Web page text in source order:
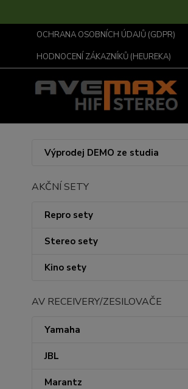
OCHRANA OSOBNÍCH ÚDAJŮ (GDPR)
HODNOCENÍ ZÁKAZNÍKŮ (HEUREKA)
Výprodej DEMO ze studia
AKČNÍ SETY
Repro sety
Stereo sety
Kino sety
AV RECEIVERY/ZESILOVAČE
Yamaha
JBL
Marantz